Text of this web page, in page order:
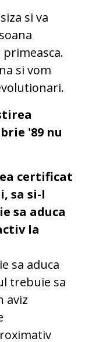
si va
si vom
'89 nu
certificat
sa si-l
sa aduca
la
sa aduca
trebuie sa
aviz